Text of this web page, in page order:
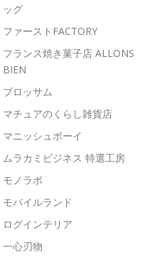
ッグ
ファーストFACTORY
フランス焼き菓子店 ALLONS
BIEN
ブロッサム
マチュアのくらし雑貨店
マニッシュボーイ
ムラカミビジネス 特選工房
モノラボ
モバイルランド
ログインテリア
一心刃物